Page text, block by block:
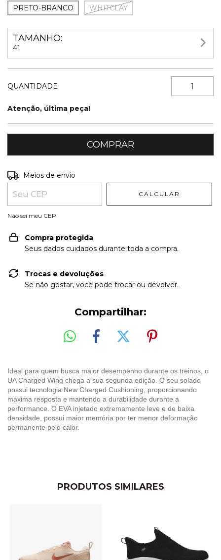
PRETO-BRANCO
WHITCLAY
TAMANHO:
41
QUANTIDADE
Atenção, última peça!
Entregas para o CEP:
Meios de envio
CALCULAR
Não sei meu CEP
Compra protegida
Seus dados cuidados durante toda a compra.
Trocas e devoluções
Se não gostar, você pode trocar ou devolver.
Compartilhar:
Ideal para quem busca maior desempenho durante os treinos, o
UA Charged Wing chega a sua segunda edição. O seu solado
possui tecnologia New Charged Cushioning, proporcionando
máxima resposta e mantendo a durabilidade durante a
performance. O EVA injetado extremamente leve e de baixa
densidade, possui maior memória por ter menor deformação
permanente pelo calor.
PRODUTOS SIMILARES